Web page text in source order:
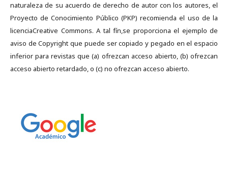
naturaleza de su acuerdo de derecho de autor con los autores, el
Proyecto de Conocimiento Público (PKP) recomienda el uso de la
licenciaCreative Commons. A tal fín,se proporciona el ejemplo de
aviso de Copyright que puede ser copiado y pegado en el espacio
inferior para revistas que (a) ofrezcan acceso abierto, (b) ofrezcan
acceso abierto retardado, o (c) no ofrezcan acceso abierto.